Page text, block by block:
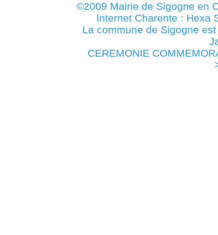
©2009 Mairie de Sigogne en
Internet Charente : Hexa
La commune de Sigogne
CEREMONIE